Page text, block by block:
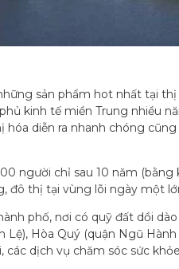
sản phẩm hot nhất tại
kinh tế miền Trung nhiều
diễn ra nhanh chóng
người chỉ sau 10 năm
đô thị tại vùng lõi ngày một
phố, nơi có quỹ đất dồi
Hòa Quý (quận Ngũ
các dịch vụ chăm sóc sức